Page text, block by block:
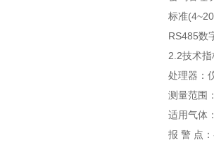
标准
RS485数字
2.2技术指
处理器：仪
测量范围
适用气体：
报 警 点：